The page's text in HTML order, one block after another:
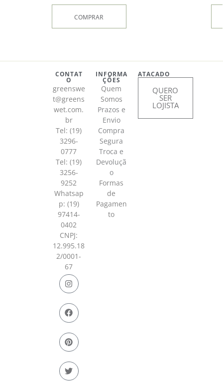
COMPRAR
CONTAT
O
greenswe
t@greens
wet.com.
br
Tel: (19)
3296-
0777
Tel: (19)
3256-
9252
Whatsap
p: (19)
97414-
0402
CNPJ:
12.995.18
2/0001-
67
INFORMA
ÇÕES
Quem
Somos
Prazos e
Envio
Compra
Segura
Troca e
Devoluçã
o
Formas
de
Pagamen
to
ATACADO
QUERO
SER
LOJISTA